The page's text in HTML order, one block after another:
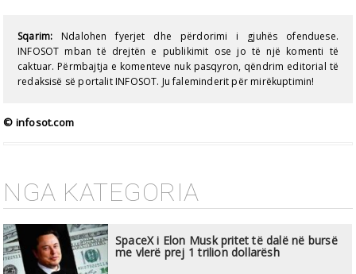
Sqarim: Ndalohen fyerjet dhe përdorimi i gjuhës ofenduese.
INFOSOT mban të drejtën e publikimit ose jo të një komenti të
caktuar. Përmbajtja e komenteve nuk pasqyron, qëndrim editorial të
redaksisë së portalit INFOSOT. Ju faleminderit për mirëkuptimin!
© infosot.com
NGA KATEGORIA
SpaceX i Elon Musk pritet të dalë në bursë
me vlerë prej 1 trilion dollarësh